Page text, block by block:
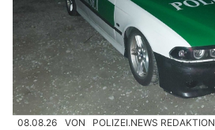
08.08.26 VON POLIZEI.NEWS REDAKTION